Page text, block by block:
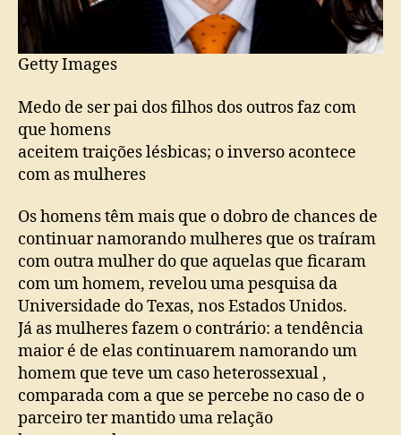
Getty Images
Medo de ser pai dos filhos dos outros faz com
que homens
aceitem traições lésbicas; o inverso acontece
com as mulheres
Os homens têm mais que o dobro de chances de
continuar namorando mulheres que os traíram
com outra mulher do que aquelas que ficaram
com um homem, revelou uma pesquisa da
Universidade do Texas, nos Estados Unidos.
Já as mulheres fazem o contrário: a tendência
maior é de elas continuarem namorando um
homem que teve um caso heterossexual ,
comparada com a que se percebe no caso de o
parceiro ter mantido uma relação